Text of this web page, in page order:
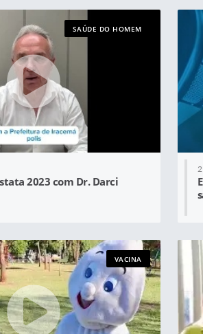
2023 com Dr. Darci
SAÚDE DO HOMEM
VACINA